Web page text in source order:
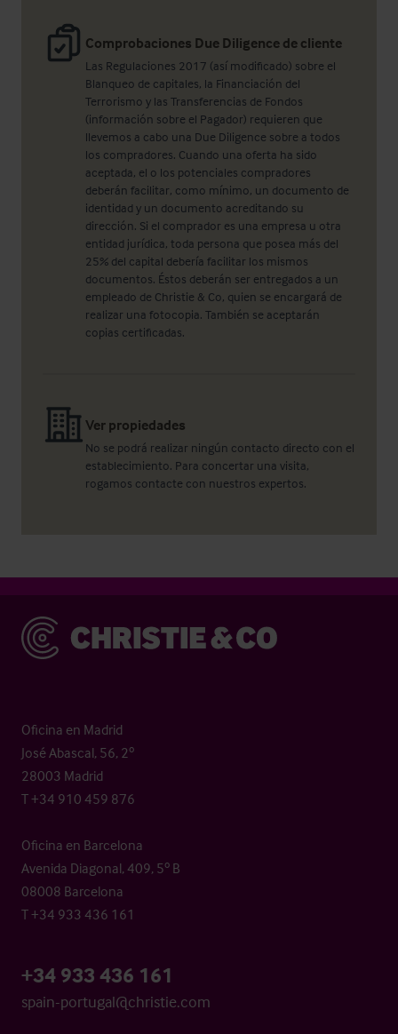
Comprobaciones Due Diligence de cliente
Las Regulaciones 2017 (así modificado) sobre el
Blanqueo de capitales, la Financiación del
Terrorismo y las Transferencias de Fondos
(información sobre el Pagador) requieren que
llevemos a cabo una Due Diligence sobre a todos
los compradores. Cuando una oferta ha sido
aceptada, el o los potenciales compradores
deberán facilitar, como mínimo, un documento de
identidad y un documento acreditando su
dirección. Si el comprador es una empresa u otra
entidad jurídica, toda persona que posea más del
25% del capital debería facilitar los mismos
documentos. Éstos deberán ser entregados a un
empleado de Christie & Co, quien se encargará de
realizar una fotocopia. También se aceptarán
copias certificadas.
Ver propiedades
No se podrá realizar ningún contacto directo con el
establecimiento. Para concertar una visita,
rogamos contacte con nuestros expertos.
Christie & Co
Oficina en Madrid
José Abascal, 56, 2º
28003 Madrid
T +34 910 459 876
Oficina en Barcelona
Avenida Diagonal, 409, 5º B
08008 Barcelona
T +34 933 436 161
+34 933 436 161
spain-portugal@christie.com